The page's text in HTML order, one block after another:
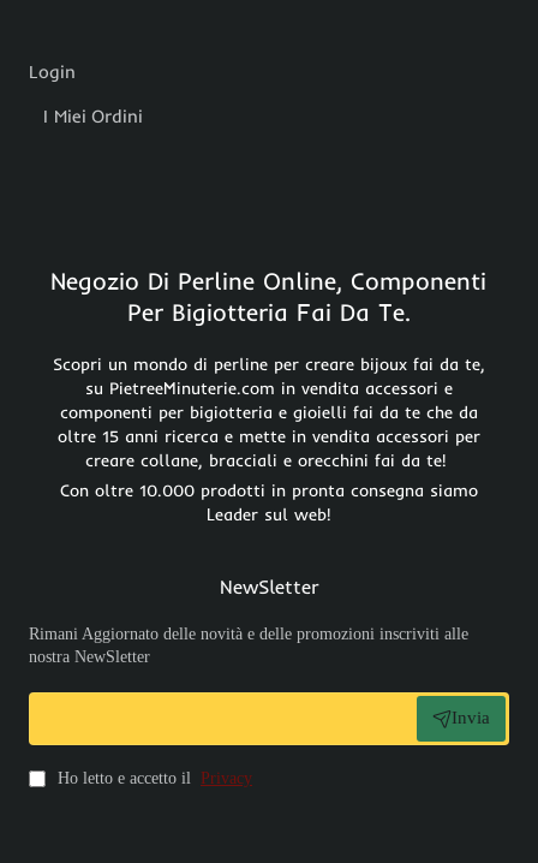
Login
I Miei Ordini
Negozio Di Perline Online, Componenti
Per Bigiotteria Fai Da Te.
Scopri un mondo di perline per creare bijoux fai da te,
su PietreeMinuterie.com in vendita accessori e
componenti per bigiotteria e gioielli fai da te che da
oltre 15 anni ricerca e mette in vendita accessori per
creare collane, bracciali e orecchini fai da te!
Con oltre 10.000 prodotti in pronta consegna siamo
Leader sul web!
NewSletter
Rimani Aggiornato delle novità e delle promozioni inscriviti alle
nostra NewSletter
Invia
Ho letto e accetto il Privacy